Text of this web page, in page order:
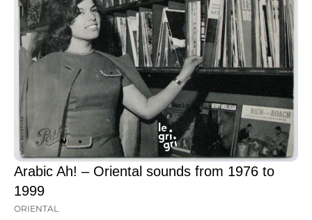
Arabic Ah! – Oriental sounds from 1976 to
1999
ORIENTAL